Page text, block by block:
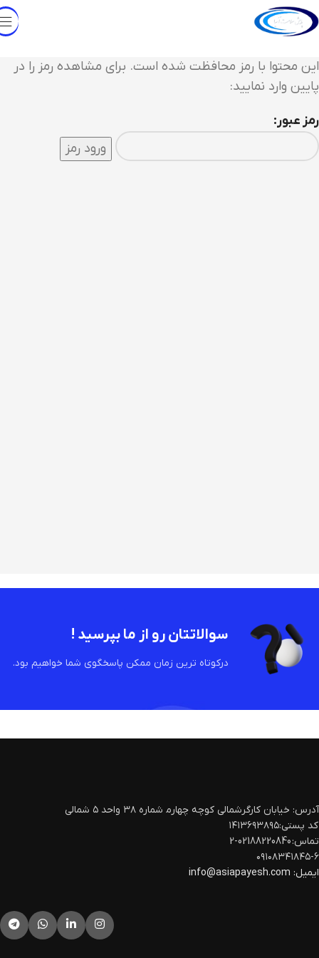
این محتوا با رمز محافظت شده است. برای مشاهده رمز را در
پایین وارد نمایید:
رمز عبور:
سوالاتتان رو از ما بپرسید !
درکوتاه ترین زمان ممکن پاسخگوی شما خواهیم بود.
آدرس: خیابان کارگرشمالی کوچه چهارم‍ شماره ۳۸ واحد ۵ شمالی
کد پستی:۱۴۱۳۶۹۳۸۹۵
تماس: 02188220840-2
۰۹۱۰۸۳۴۱۸۴۵-۶
ایمیل: